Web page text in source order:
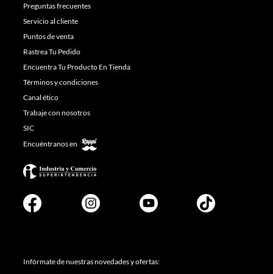
Preguntas frecuentes
Servicio al cliente
Puntos de venta
Rastrea Tu Pedido
Encuentra Tu Producto En Tienda
Términos y condiciones
Canal ético
Trabaje con nosotros
SIC
Encuéntranos en
Infórmate de nuestras novedades y ofertas: